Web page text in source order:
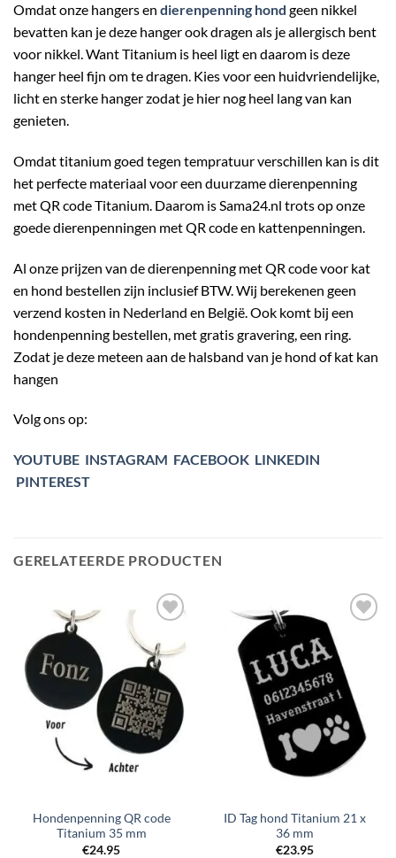
Omdat onze hangers en dierenpenning hond geen nikkel
bevatten kan je deze hanger ook dragen als je allergisch bent
voor nikkel. Want Titanium is heel ligt en daarom is deze
hanger heel fijn om te dragen. Kies voor een huidvriendelijke,
licht en sterke hanger zodat je hier nog heel lang van kan
genieten.
Omdat titanium goed tegen tempratuur verschillen kan is dit
het perfecte materiaal voor een duurzame dierenpenning
met QR code Titanium. Daarom is Sama24.nl trots op onze
goede dierenpenningen met QR code en kattenpenningen.
Al onze prijzen van de dierenpenning met QR code voor kat
en hond bestellen zijn inclusief BTW. Wij berekenen geen
verzend kosten in Nederland en België. Ook komt bij een
hondenpenning bestellen, met gratis gravering, een ring.
Zodat je deze meteen aan de halsband van je hond of kat kan
hangen
Volg ons op:
YOUTUBE INSTAGRAM FACEBOOK LINKEDIN
PINTEREST
GERELATEERDE PRODUCTEN
Toevoegen
aan
verlanglijst
Hondenpenning QR code
Titanium 35 mm
€24.95
Toevoegen
verlanglijst
ID Tag hond Titanium 21 x
36 mm
€23.95